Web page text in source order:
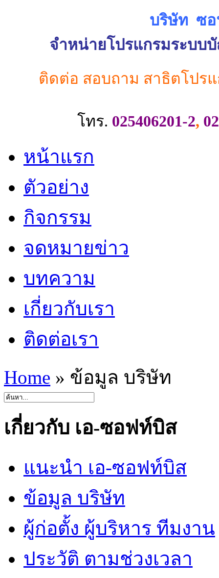
บริษัท ซ
จำหน่ายโปรแกรมระบ
ติดต่อ สอบถาม สาธิตโปร
โทร. 025406201-2,
หน้าแรก
ตัวอย่าง
กิจกรรม
จดหมายข่าว
บทความ
เกี่ยวกับเรา
ติดต่อเรา
Home » ข้อมูล บริษัท
เกี่ยวกับ เอ-ซอฟท์บิส
แนะนำ เอ-ซอฟท์บิส
ข้อมูล บริษัท
ผู้ก่อตั้ง ผู้บริหาร ทีมงาน
ประวัติ ตามช่วงเวลา